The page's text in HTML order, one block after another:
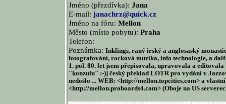
Jméno (přezdívka): Jana
E-mail: janachrz@quick.cz
Jméno na fóru: Mellon
Město (místo pobytu): Praha
Telefon:
Poznámka: Inklings, raný irský a anglosaský
fotografování, rocková muzika, info technologie, a
1. pol. 80. let jsem přepisovala, upravovala a editovala
"konzulu" :-)] český překlad LOTR pro vydání v
nedošlo ... WEB: <http://mellon.topcities.com> a
<http://mellon.proboards4.com> (Oboje na US